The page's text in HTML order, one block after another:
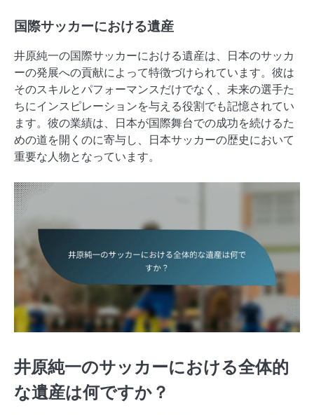
国際サッカーにおける遺産
井原純一の国際サッカーにおける遺産は、日本のサッカ
ーの発展への貢献によって特徴づけられています。彼は
そのスキルとパフォーマンスだけでなく、未来の選手た
ちにインスピレーションを与える役割でも記憶されてい
ます。彼の業績は、日本が国際舞台での成功を続けるた
めの道を開くのに寄与し、日本サッカーの歴史において
重要な人物となっています。
井原純一のサッカーにおける全体的
な遺産は何ですか？